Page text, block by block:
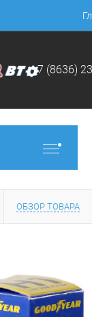
+7 (8636)
ОБЗОР ТОВАРА